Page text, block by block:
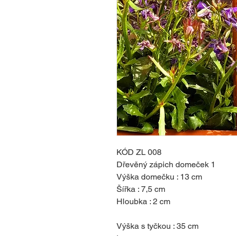
KÓD ZL 008
Dřevěný zápich domeček 1
Výška domečku : 13 cm
Šířka : 7,5 cm
Hloubka : 2 cm
Výška s tyčkou : 35 cm